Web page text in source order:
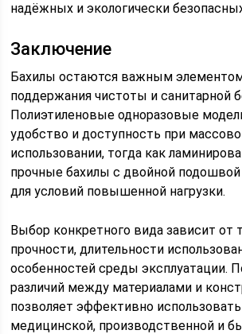
надёжных и экологически
Заключение
Бахилы остаются важным
поддержания чистоты и санитарной
Полиэтиленовые одноразовые
удобство и доступность при
использовании, тогда как
прочные бахилы с двойной
для условий повышенной нагрузки.
Выбор конкретного вида зависит от
прочности, длительности
особенностей среды эксплуатации.
различий между материалами и
позволяет эффективно
медицинской, производственной и